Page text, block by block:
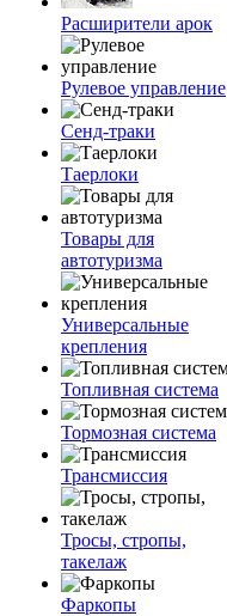
Расширители арок
Рулевое управление
Сенд-траки
Таерлоки
Товары для
автотуризма
Универсальные
крепления
Топливная система
Тормозная система
Трансмиссия
Тросы, стропы,
такелаж
Фаркопы